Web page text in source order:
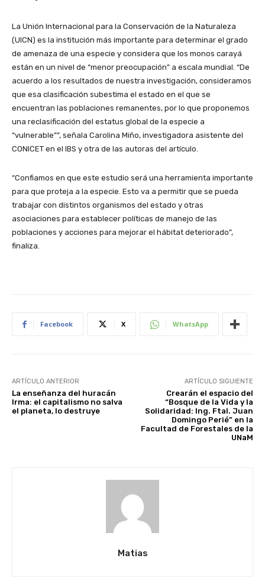
La Unión Internacional para la Conservación de la Naturaleza
(UICN) es la institución más importante para determinar el grado
de amenaza de una especie y considera que los monos carayá
están en un nivel de “menor preocupación” a escala mundial. “De
acuerdo a los resultados de nuestra investigación, consideramos
que esa clasificación subestima el estado en el que se
encuentran las poblaciones remanentes, por lo que proponemos
una reclasificación del estatus global de la especie a
“vulnerable””, señala Carolina Miño, investigadora asistente del
CONICET en el IBS y otra de las autoras del artículo.
“Confiamos en que este estudio será una herramienta importante
para que proteja a la especie. Esto va a permitir que se pueda
trabajar con distintos organismos del estado y otras
asociaciones para establecer políticas de manejo de las
poblaciones y acciones para mejorar el hábitat deteriorado”,
finaliza.
Facebook X WhatsApp
ARTÍCULO ANTERIOR
La enseñanza del huracán
Irma: el capitalismo no salva
el planeta, lo destruye
ARTÍCULO SIGUIENTE
Crearán el espacio del
“Bosque de la Vida y la
Solidaridad: Ing. Ftal. Juan
Domingo Perié” en la
Facultad de Forestales de la
UNaM
Matias